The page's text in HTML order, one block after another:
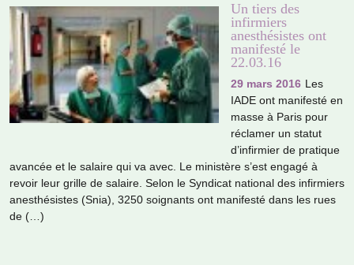
Un tiers des
infirmiers
anesthésistes ont
manifesté le
22.03.16
29 mars 2016 Les
IADE ont mani­festé en
masse à Paris pour
récla­mer un statut
d’infir­mier de pra­ti­que
avan­cée et le salaire qui va avec. Le minis­tère s’est engagé à
revoir leur grille de salaire. Selon le Syndicat natio­nal des infir­miers
anes­thé­sis­tes (Snia), 3250 soi­gnants ont mani­festé dans les rues
de (…)